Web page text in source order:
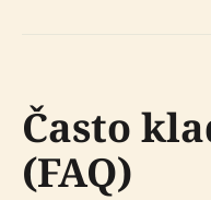
Často
(FAQ)